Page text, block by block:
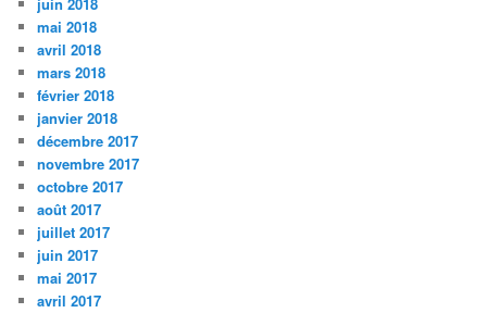
mai 2018
avril 2018
mars 2018
février 2018
janvier 2018
décembre 2017
novembre 2017
octobre 2017
août 2017
juillet 2017
juin 2017
mai 2017
avril 2017